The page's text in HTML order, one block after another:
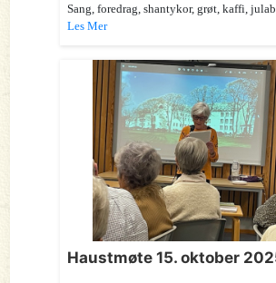
Sang, foredrag, shantykor, grøt, kaffi,
Les Mer
Haustmøte 15. oktober